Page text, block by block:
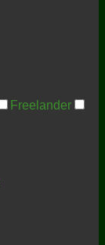
Freelander